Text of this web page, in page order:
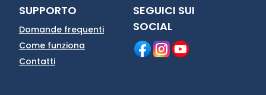
SUPPORTO
Domande frequenti
Come funziona
Contatti
SEGUICI SUI
SOCIAL